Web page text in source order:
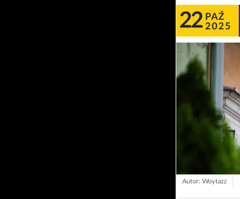
22 PAŹ
2025
Autor: Woytazz